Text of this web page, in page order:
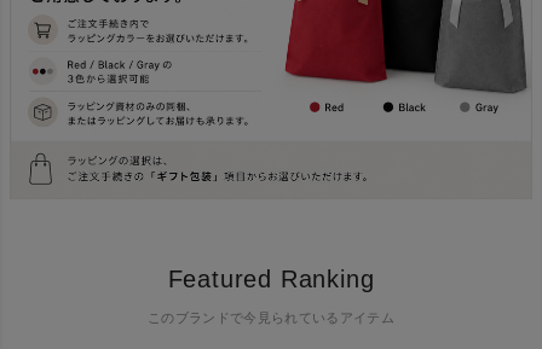
Featured Ranking
このブランドで今見られているアイテム